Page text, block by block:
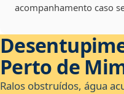
acompanhamento caso
Perto de
Ralos obstruídos, água